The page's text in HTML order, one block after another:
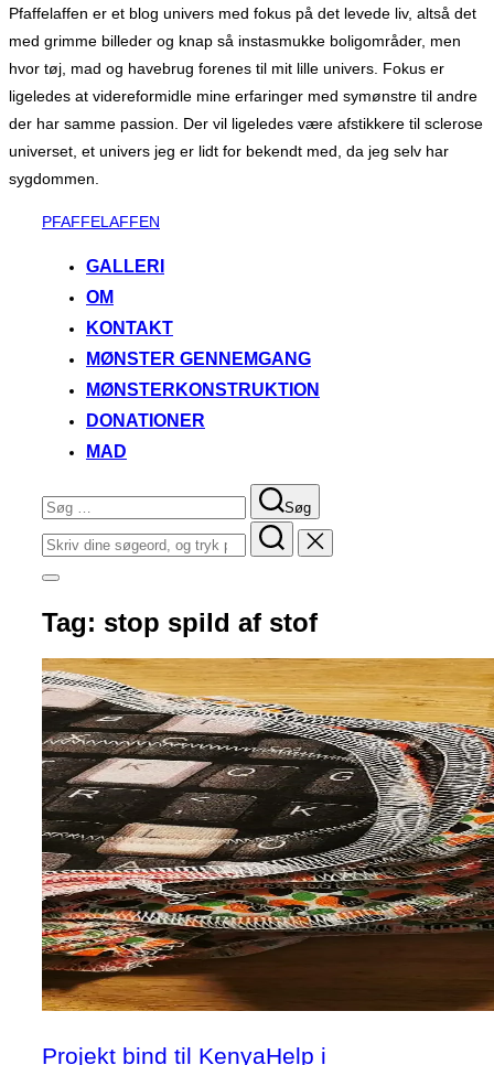
Pfaffelaffen er et blog univers med fokus på det levede liv, altså det
med grimme billeder og knap så instasmukke boligområder, men
hvor tøj, mad og havebrug forenes til mit lille univers. Fokus er
ligeledes at videreformidle mine erfaringer med symønstre til andre
der har samme passion. Der vil ligeledes være afstikkere til sclerose
universet, et univers jeg er lidt for bekendt med, da jeg selv har
sygdommen.
ViderePFAFFELAFFEN
GALLERI
OM
KONTAKT
MØNSTER GENNEMGANG
MØNSTERKONSTRUKTION
DONATIONER
MAD
Søg
efter:
Søg
Søg
efter:
Slå
i
sidekolonne
Tag: stop spild af stof
Projekt bind til KenyaHelp i